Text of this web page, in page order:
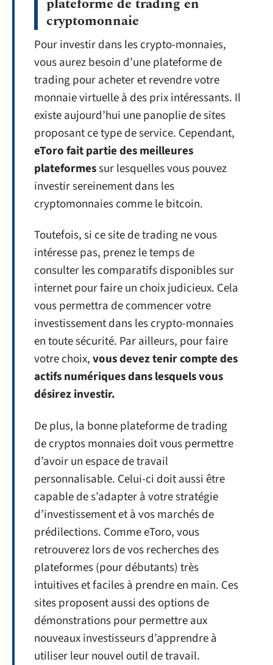
cryptomonnaie
Pour investir dans les crypto-monnaies,
vous aurez besoin d’une plateforme de
trading pour acheter et revendre votre
monnaie virtuelle à des prix intéressants. Il
existe aujourd’hui une panoplie de sites
proposant ce type de service. Cependant,
eToro fait partie des meilleures
plateformessur lesquelles vous pouvez
investir sereinement dans les
cryptomonnaies comme le bitcoin.
Toutefois, si ce site de trading ne vous
intéresse pas, prenez le temps de
consulter les comparatifs disponibles sur
internet pour faire un choix judicieux. Cela
vous permettra de commencer votre
investissement dans les crypto-monnaies
en toute sécurité. Par ailleurs, pour faire
votre choix,vous devez tenir compte des
actifs numériques dans lesquels vous
désirez investir.
De plus, la bonne plateforme de trading
de cryptos monnaies doit vous permettre
d’avoir un espace de travail
personnalisable. Celui-ci doit aussi être
capable de s’adapter à votre stratégie
d’investissement et à vos marchés de
prédilections. Comme eToro, vous
retrouverez lors de vos recherches des
plateformes (pour débutants) très
intuitives et faciles à prendre en main. Ces
sites proposent aussi des options de
démonstrations pour permettre aux
nouveaux investisseurs d’apprendre à
utiliser leur nouvel outil de travail.